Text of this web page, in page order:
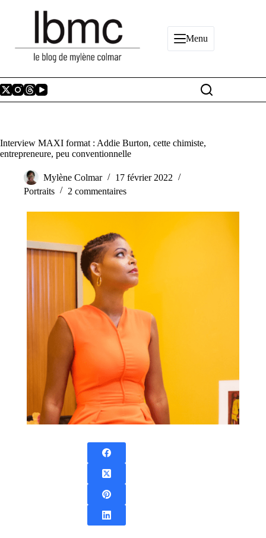
Menu
Interview MAXI format : Addie Burton, cette chimiste,
entrepreneure, peu conventionnelle
Mylène Colmar
17 février 2022
Portraits
2 commentaires